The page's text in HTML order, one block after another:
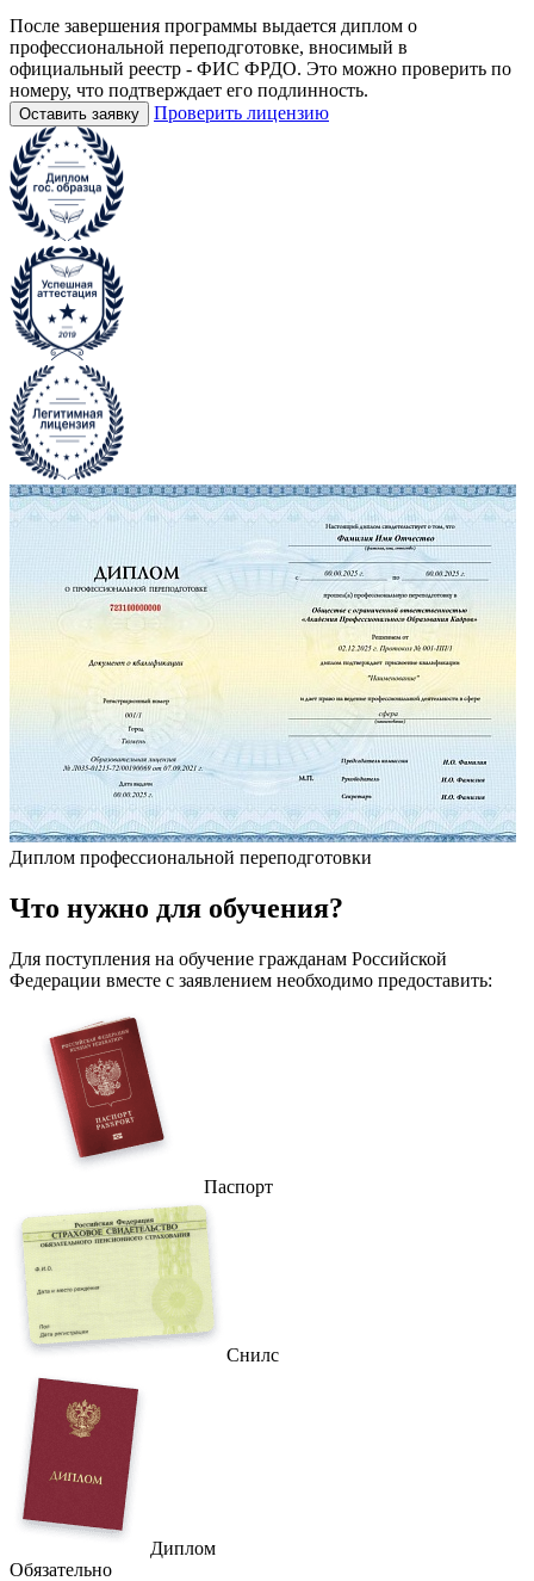
После завершения программы выдается диплом о
профессиональной переподготовке, вносимый в
официальный реестр - ФИС ФРДО. Это можно проверить по
номеру, что подтверждает его подлинность.
Оставить заявку Проверить лицензию
Диплом профессиональной переподготовки
Что нужно для обучения?
Для поступления на обучение гражданам Российской
Федерации вместе с заявлением необходимо предоставить:
Паспорт
Снилс
Диплом
Обязательно